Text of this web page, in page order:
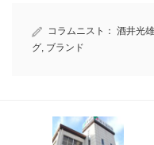
コラムニスト： 酒井光
グ ブランド